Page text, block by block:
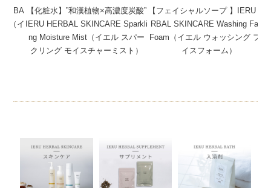
（イ
【化粧水】”和漢植物×高濃度炭酸”
IERU HERBAL SKINCARE Sparkli
ng Moisture Mist（イエル スパー
クリング モイスチャーミスト）
【フェイシャルソープ 】IERU HE
RBAL SKINCARE Washing Face
Foam（イエル ウォッシング フェ
イスフォーム）